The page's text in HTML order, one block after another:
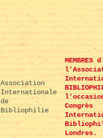
Association
Internationale
de
Bibliophilie
MEMBRES
Congrès
Londres.